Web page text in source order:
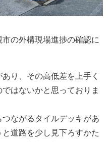
の外構現場進捗の確認に
り、その高低差を上手く
はないかと思っておりま
ながるタイルデッキがあ
道路を少し見下ろすかた